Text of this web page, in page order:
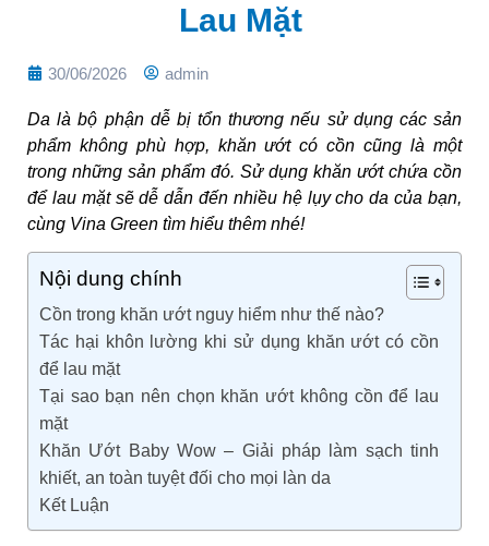
Lau Mặt
30/06/2026 admin
Da là bộ phận dễ bị tổn thương nếu sử dụng các sản
phẩm không phù hợp, khăn ướt có cồn cũng là một
trong những sản phẩm đó. Sử dụng khăn ướt chứa cồn
để lau mặt sẽ dễ dẫn đến nhiều hệ lụy cho da của bạn,
cùng Vina Green tìm hiểu thêm nhé!
Nội dung chính
Cồn trong khăn ướt nguy hiểm như thế nào?
Tác hại khôn lường khi sử dụng khăn ướt có cồn
để lau mặt
Tại sao bạn nên chọn khăn ướt không cồn để lau
mặt
Khăn Ướt Baby Wow – Giải pháp làm sạch tinh
khiết, an toàn tuyệt đối cho mọi làn da
Kết Luận